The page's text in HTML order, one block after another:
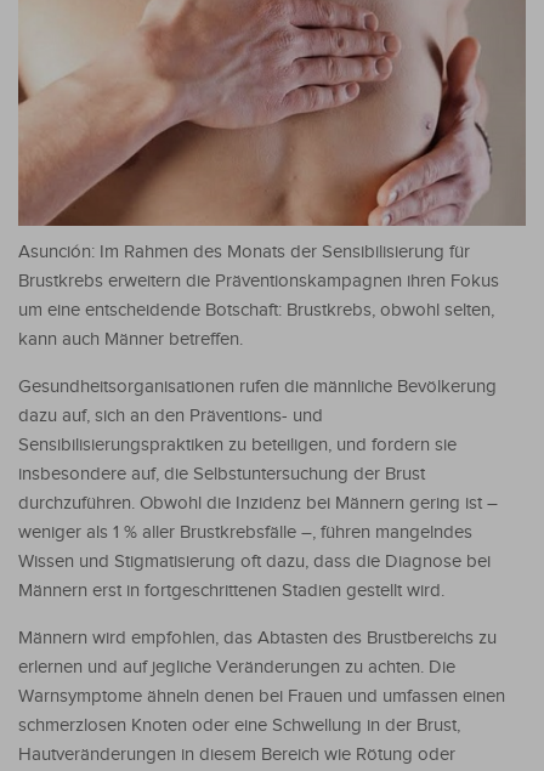
Asunción: Im Rahmen des Monats der Sensibilisierung für
Brustkrebs erweitern die Präventionskampagnen ihren Fokus
um eine entscheidende Botschaft: Brustkrebs, obwohl selten,
kann auch Männer betreffen.
Gesundheitsorganisationen rufen die männliche Bevölkerung
dazu auf, sich an den Präventions- und
Sensibilisierungspraktiken zu beteiligen, und fordern sie
insbesondere auf, die Selbstuntersuchung der Brust
durchzuführen. Obwohl die Inzidenz bei Männern gering ist –
weniger als 1 % aller Brustkrebsfälle –, führen mangelndes
Wissen und Stigmatisierung oft dazu, dass die Diagnose bei
Männern erst in fortgeschrittenen Stadien gestellt wird.
Männern wird empfohlen, das Abtasten des Brustbereichs zu
erlernen und auf jegliche Veränderungen zu achten. Die
Warnsymptome ähneln denen bei Frauen und umfassen einen
schmerzlosen Knoten oder eine Schwellung in der Brust,
Hautveränderungen in diesem Bereich wie Rötung oder